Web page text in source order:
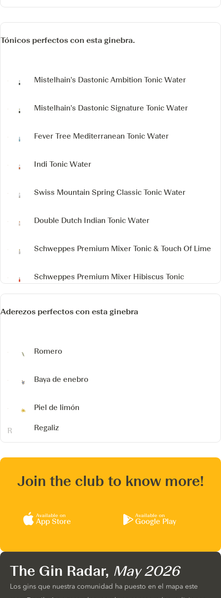
Tónicos perfectos con esta ginebra.
Mistelhain's Dastonic Ambition Tonic Water
Mistelhain's Dastonic Signature Tonic Water
Fever Tree Mediterranean Tonic Water
Indi Tonic Water
Swiss Mountain Spring Classic Tonic Water
Double Dutch Indian Tonic Water
Schweppes Premium Mixer Tonic & Touch Of Lime
Schweppes Premium Mixer Hibiscus Tonic
Aderezos perfectos con esta ginebra
Romero
Baya de enebro
Piel de limón
Regaliz
Join the club to know more!
Available on
App Store
Available on
Google Play
The Gin Radar, May 2026
Los gins que nuestra comunidad ha puesto en el mapa este